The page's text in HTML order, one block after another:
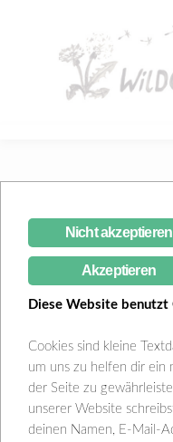
1 Entry in:
Nicht akzeptieren
Akzeptieren
Diese Website
Cookies sind kleine
um uns zu helfen dir ein
der Seite zu
unserer Website
deinen Namen, E-Mail-